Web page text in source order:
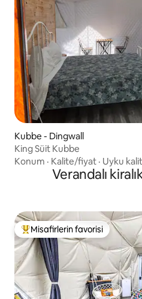
Kubbe - Dingwall
King Süit Kubbe
Konum · Kalite/fiyat · Uyku
Verandalı
Misafirlerin favorilerinden en
Misafirlerin favorisi